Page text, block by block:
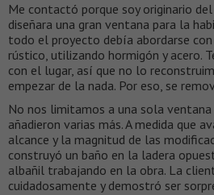
Me contactó porque soy originario
diseñara una gran ventana para la
todo el proyecto debía abordarse
rústico, utilizando hormigón y acero.
con el lugar, así que no lo
empezar de la nada. Por eso, se
No nos limitamos a una sola ventana
añadieron varias más. A medida que
alcance y la magnitud de las
construyó un baño en la ladera
albañil trabajando en la obra. La
cuidadosamente y demostró ser